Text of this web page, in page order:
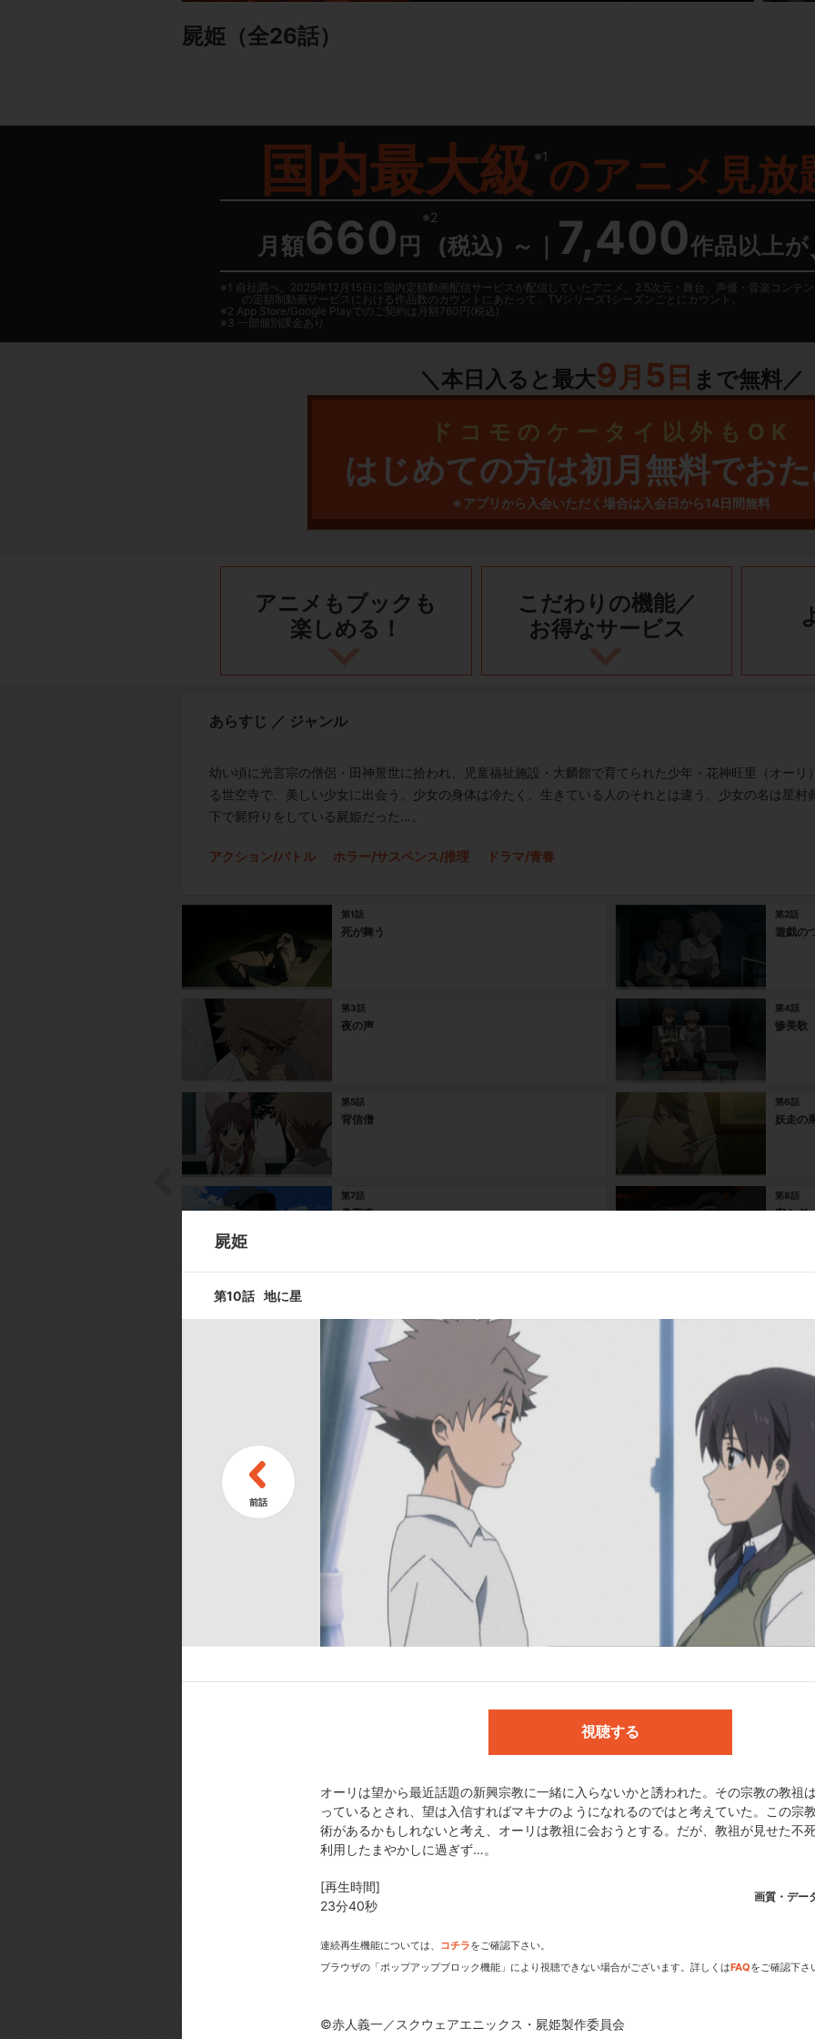
屍姫 （全26話）
国内最大級 ※1 のアニメ見放
月額660 円
※2
(税込) ～ 7,400作品以上が
1 自社調べ。2025年12月15日に国内定額動画配信サービスが配信していたアニメ、2.5次元・舞台、声優・音楽コンテ
の定額制動画サービスにおける作品数のカウントにあたって、TVシリーズ1シーズンごとにカウント。
2 App Store/Google Playでのご契約は月額760円(税込)
3 一部個別課金あり
＼本日入ると最大9月 5 日 まで無料／
ドコモのケータイ以外もOK
はじめての方は初月無料でお
※アプリから入会いただく場合は入会日から14日間無料
アニメもブックも
楽しめる！
こだわりの機能／
お得なサービス
あらすじ ／ ジャンル
幼い頃に光言宗の僧侶・田神景世に拾われ、児童福祉施設・大麟館で育てられた少年・花神旺里（オーリ
る世空寺で、美しい少女に出会う。少女の身体は冷たく、生きている人のそれとは違う。少女の名は星村
下で屍狩りをしている屍姫だった…。
アクション/バトル ホラー/サスペンス/推理 ドラマ/青春
第1話
死が舞う
第2話
遊戯の
第3話
夜の声
第4話
惨美歌
第5話
背信僧
第6話
妖走の
第7話
偽言魂
第8話
安らぎ
ある夜
キャスト ／ スタッフ
星村眞姫那:秋山奈々／花神旺里:羽染達也／田神景世:藤原啓治／荒神莉花:千葉紗子／天瀬早季:菊地美香
知世／高峰宗現:中村秀利／轟旗神佳・黒猫:堀江由衣／伊佐木修二:杉田智和／瑠翁水薙生:平田裕香／壬生
木碧／梅原鉦近:てらそままさき／フレッシュ・バックボーン:遠藤綾
督:山田豊徳／編集:瀬山武司／音響監督:三間雅文／音響効果:倉橋静男／音楽:住友紀人／企画協力・制作
©赤人義一／スクウェアエニックス・屍姫製作委員会
dアニメストアなら
屍姫
第10話 地に星
視聴する
オーリは望から最近話題の新興宗教に一緒に入らないかと誘われた。その宗教の教祖
っているとされ、望は入信すればマキナのようになれるのではと考えていた。この宗
術があるかもしれないと考え、オーリは教祖に会おうとする。だが、教祖が見せた不
利用したまやかしに過ぎず…。
[再生時間]
23分40秒
画質・デー
連続再生機能については、 コチラをご確認下さい。
ブラウザの「ポップアップブロック機能」により視聴できない場合がございます。詳しくはFAQをご確認下さ
©赤人義一／スクウェアエニックス・屍姫製作委員会